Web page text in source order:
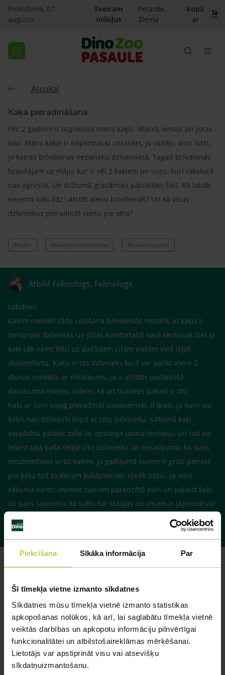
Piekrišana Sīkāka informācija Par
Šī tīmekļa vietne izmanto sīkdatnes
Sīkdatnes mūsu tīmekļa vietnē izmanto statistikas
apkopošanas nolūkos, kā arī, lai saglabātu tīmekļa vietnē
veiktās darbības un apkopotu informāciju pilnvērtīgai
funkcionalitātei un atbilstošaireklāmas mērķēšanai.
Lietotājs var apstiprināt visu vai atsevišķu
sīkdatņuizmantošanu.
Piektdiena, 07.
augusts
Sveicam
mīluļus
Petarde,
Ziema
kopā
ar
Atpakaļ
Kaķa pieradināšana
Pēc 2 gadiem ir atgriezies mans kaķis. Murrā, vesels un jūtas
labi. Mans kaķis ir nepārtrauki uzraukts, jo vadāju viņu līdzi,
jo katras brīvdienas nepalieku dzīvesvietā. Tagad brīvdienās
braukājam uz māju, kur ir vēl 2 kaķiem un suņs, kuri raksturā
nav agresīvi. Un drīzumā grasāmies párcelties šeit. Kā labāk
neņemt kaķi līdz? Atstāt vienu brīvdienās? Un kā visus
dzīvniekus pieradināt vienu pie otra?
#kakis #kakapieradinasana #kakacelosana
Atbild Felinologs, Felinologs
Labdien!
Kaķim noteikti tāda ceļošana brīvdienās nepatīk, jo kaķis ir
teritorijas dzīvnieks un jūtas komfortabli savā teritorijā, bet ja
kaķi sāk ņemt līdzi uz dažādām citām vietām viņš izjūt
diskomfortu. Kaķis ir tas dzīvnieks kurš var palikt viens 2
dienas noteikti, ar noteikumu, ja ir atstāts pietiekošā
daudzumā ēdiens, ūdens, kā arī tualetes pakaši ir tīri.
Kaķi ar suni vajag pieradināt pakāpeniski, it īpaši, ja suns vai
kaķis nav dzīvojuši kopā ar citu dzīvnieku. sākumā kaķi
vajadzētu palaist brīvi lai apstaiga jauno teritoriju un tad var
ielaist tajā paša telpā citu dzīvnieku, ar nosacījumu, ka suns
neuzmetīsies virsū kaķim. Ja gadijumā sunim ir grūti pierast
pie kaķa tad to daram pakāpeniski. Ideāli būtu , ja suni
sākumā vareti ievietot suņiem paredzētā būri un palaist kaķi,
lai suns saprastu, ka kaķis tur staigās un viņam ir jāpierod,vai
arī otrādi var būrī ievietot kaķi un suni palaist brīvu. Līdz 1
mēneša laikā vajadzētu pierast vienam pie otra.
Līdzīgi jautājumi
Mūsu eksperti spēs atbildēt uz jebkuru Jūsu jautājumu
UZDOT JAUTĀJUMU